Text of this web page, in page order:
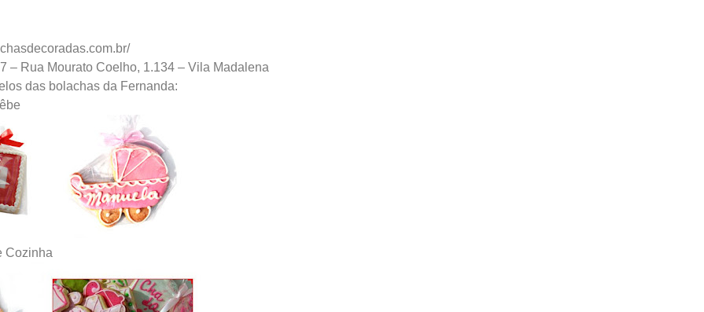
– Rua Mourato Coelho, 1.134 – Vila Madalena
das bolachas da Fernanda:
Cozinha